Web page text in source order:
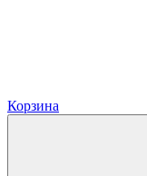
Корзина